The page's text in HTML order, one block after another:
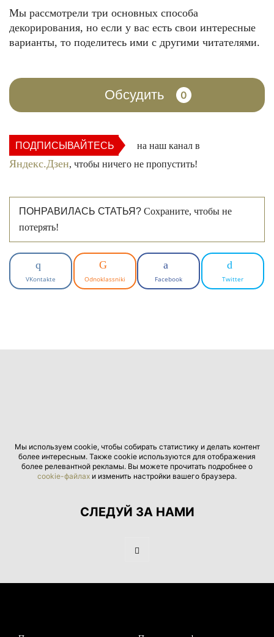
Мы рассмотрели три основных способа
декорирования, но если у вас есть свои интересные
варианты, то поделитесь ими с другими читателями.
Обсудить 0
ПОДПИСЫВАЙТЕСЬ на наш канал в
Яндекс.Дзен, чтобы ничего не пропустить!
ПОНРАВИЛАСЬ СТАТЬЯ? Сохраните, чтобы не
потерять!
VKontakte Odnoklassniki Facebook Twitter
Мы используем cookie, чтобы собирать статистику и делать контент
более интересным. Также cookie используются для отображения
более релевантной рекламы. Вы можете прочитать подробнее о
cookie-файлах и изменить настройки вашего браузера.
СЛЕДУЙ ЗА НАМИ